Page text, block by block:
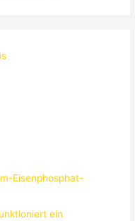
Eisenphosphat-
ein